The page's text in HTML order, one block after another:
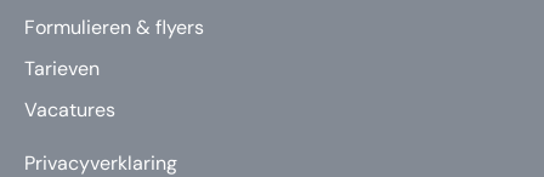
Formulieren & flyers
Tarieven
Vacatures
Privacyverklaring